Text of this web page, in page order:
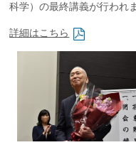
社会貢献
交通アクセス
科学）の最終講義が行われ
詳細はこちら